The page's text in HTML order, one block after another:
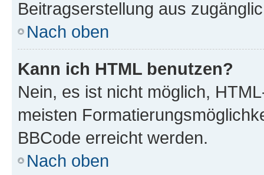
Beitragserstellung aus
Nach oben
Kann ich HTML benutzen?
Nein, es ist nicht möglich,
meisten
BBCode erreicht werden.
Nach oben